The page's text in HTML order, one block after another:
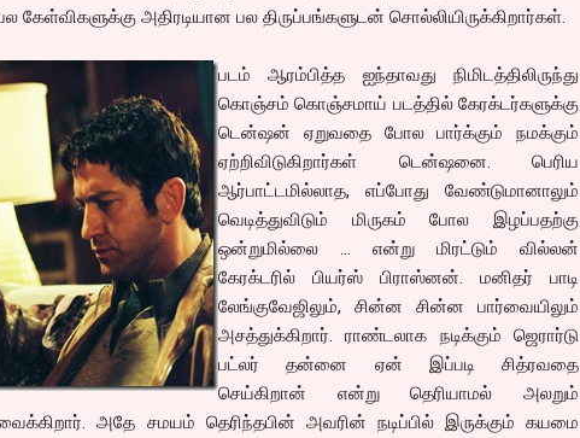
அதிரடியான பல திருப்பங்களுடன் சொல்லியிருக்கிறார்கள்.
படம் ஆரம்பித்த ஐந்தாவது நிமிடத்திலிருந்து
கொஞ்சம் கொஞ்சமாய் படத்தில் கேரக்டர்களுக்கு
டென்ஷன் ஏறுவதை போல பார்க்கும் நமக்கும்
ஏற்றிவிடுகிறார்கள் டென்ஷனை. பெரிய
ஆர்பாட்டமில்லாத, எப்போது வேண்டுமானாலும்
வெடித்துவிடும் மிருகம் போல இழப்பதற்கு
ஒன்றுமில்லை ... என்று மிரட்டும் வில்லன்
கேரக்டரில் பியர்ஸ் பிராஸ்னன். மனிதர் பாடி
லேங்குவேஜிலும், சின்ன சின்ன பார்வையிலும்
அசத்துக்கிறார். ராண்டலாக நடிக்கும் ஜெரார்டு
பட்லர் தன்னை ஏன் இப்படி சித்ரவதை
செய்கிறான் என்று தெரியாமல் அலறும்
அதே சமயம் தெரிந்தபின் அவரின் நடிப்பில் இருக்கும் கயமை